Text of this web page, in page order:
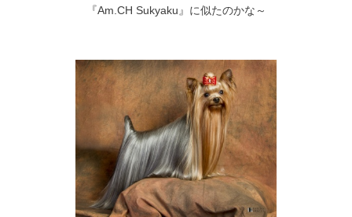
『Am.CH Sukyaku』に似たのかな～